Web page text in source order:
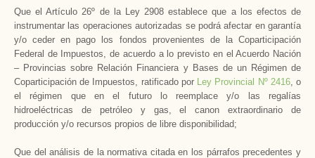
Que el Artículo 26º de la Ley 2908 establece que a los efectos de
instrumentar las operaciones autorizadas se podrá afectar en garantía
y/o ceder en pago los fondos provenientes de la Coparticipación
Federal de Impuestos, de acuerdo a lo previsto en el Acuerdo Nación
– Provincias sobre Relación Financiera y Bases de un Régimen de
Coparticipación de Impuestos, ratificado por Ley Provincial Nº 2416, o
el régimen que en el futuro lo reemplace y/o las regalías
hidroeléctricas de petróleo y gas, el canon extraordinario de
producción y/o recursos propios de libre disponibilidad;
Que del análisis de la normativa citada en los párrafos precedentes y